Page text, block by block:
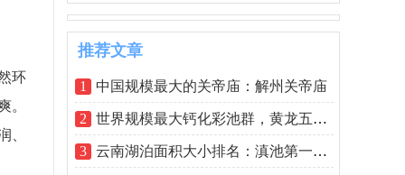
环
。
、
推荐文章
1 中国规模最大的关帝庙：解州关帝庙
2 世界规模最大钙化彩池群，黄龙五彩池人
3 云南湖泊面积大小排名：滇池第一，洱海